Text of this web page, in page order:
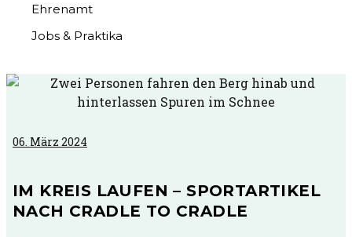
Ehrenamt
Jobs & Praktika
06. März 2024
IM KREIS LAUFEN – SPORTARTIKEL
NACH CRADLE TO CRADLE